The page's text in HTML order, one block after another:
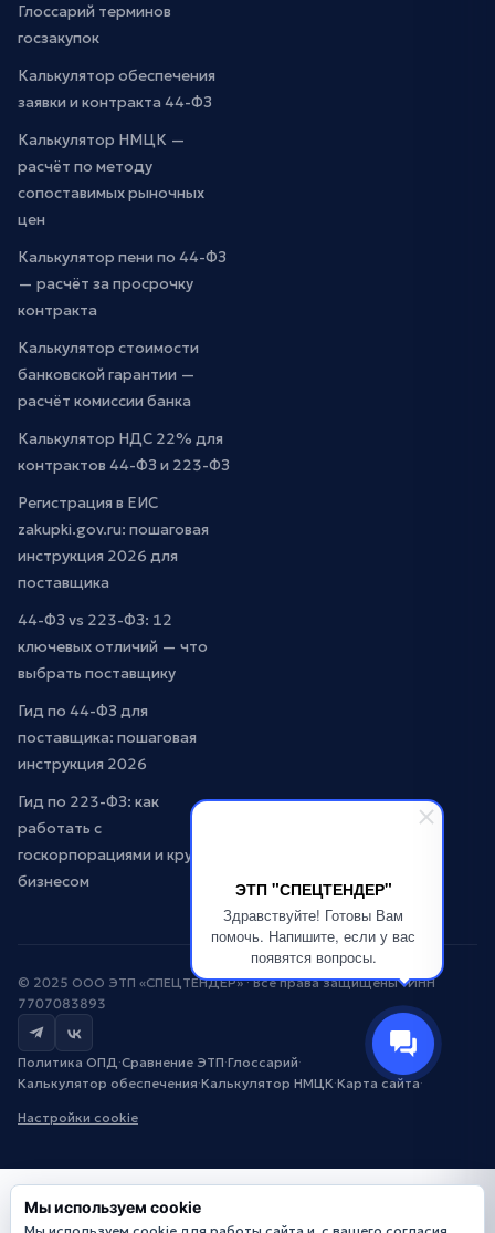
ЭТП "СПЕЦТЕНДЕР"
Здравствуйте! Готовы Вам
помочь. Напишите, если у вас
появятся вопросы.
Глоссарий терминов
госзакупок
Калькулятор обеспечения
заявки и контракта 44-ФЗ
Калькулятор НМЦК —
расчёт по методу
сопоставимых рыночных
цен
Калькулятор пени по 44-ФЗ
— расчёт за просрочку
контракта
Калькулятор стоимости
банковской гарантии —
расчёт комиссии банка
Калькулятор НДС 22% для
контрактов 44-ФЗ и 223-ФЗ
Регистрация в ЕИС
zakupki.gov.ru: пошаговая
инструкция 2026 для
поставщика
44-ФЗ vs 223-ФЗ: 12
ключевых отличий — что
выбрать поставщику
Гид по 44-ФЗ для
поставщика: пошаговая
инструкция 2026
Гид по 223-ФЗ: как
работать с
госкорпорациями и крупным
бизнесом
© 2025 ООО ЭТП «СПЕЦТЕНДЕР» · Все права защищены · ИНН
7707083893
Политика ОПД ·Сравнение ЭТП·Глоссарий·
Калькулятор обеспечения·Калькулятор НМЦК·Карта сайта·
Настройки cookie
Мы используем cookie